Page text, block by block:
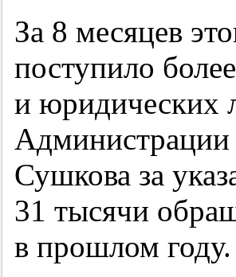
За 8 месяцев
поступило
и юридических
Администрации
Сушкова за
31 тысячи
в прошлом году.